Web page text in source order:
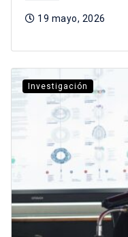
19 mayo, 2026
Investigación